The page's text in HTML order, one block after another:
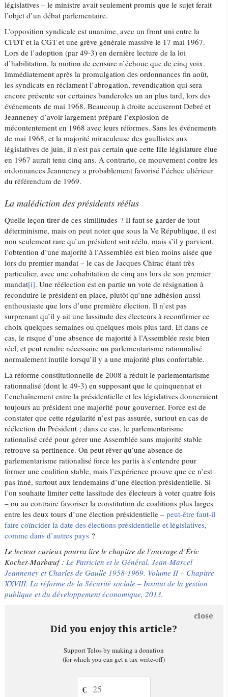
législatives – le ministre avait seulement promis que le sujet ferait
l’objet d’un débat parlementaire.
L’opposition syndicale est unanime, avec un front uni entre la
CFDT et la CGT et une grève générale massive le 17 mai 1967.
Lors de l’adoption (par 49-3) en dernière lecture de la loi
d’habilitation, la motion de censure n’échoue que de cinq voix.
Immédiatement après la promulgation des ordonnances fin août,
les syndicats en réclament l’abrogation, revendication qui sera
encore présente sur certaines banderoles un an plus tard, lors des
événements de mai 1968. Beaucoup à droite accuseront Debré et
Jeanneney d’avoir largement préparé l’explosion de
mécontentement en 1968 avec leurs réformes. Sans les événements
de mai 1968, et la majorité miraculeuse des gaullistes aux
législatives de juin, il n'est pas certain que cette IIIe législature élue
en 1967 aurait tenu cinq ans. A contrario, ce mouvement contre les
ordonnances Jeanneney a probablement favorisé l’échec ultérieur
du référendum de 1969.
La malédiction des présidents réélus
Quelle leçon tirer de ces similitudes ? Il faut se garder de tout
déterminisme, mais on peut noter que sous la Ve République, il est
non seulement rare qu’un président soit réélu, mais s’il y parvient,
l’obtention d’une majorité à l’Assemblée est bien moins aisée que
lors du premier mandat – le cas de Jacques Chirac étant très
particulier, avec une cohabitation de cinq ans lors de son premier
mandat[i]. Une réélection est en partie un vote de résignation à
reconduire le président en place, plutôt qu’une adhésion aussi
enthousiaste que lors d’une première élection. Il n’est pas
surprenant qu’il y ait une lassitude des électeurs à reconfirmer ce
choix quelques semaines ou quelques mois plus tard. Et dans ce
cas, le risque d’une absence de majorité à l’Assemblée reste bien
réel, et peut rendre nécessaire un parlementarisme rationnalisé
normalement inutile lorsqu’il y a une majorité plus confortable.
La réforme constitutionnelle de 2008 a réduit le parlementarisme
rationnalisé (dont le 49-3) en supposant que le quinquennat et
l’enchaînement entre la présidentielle et les législatives donneraient
toujours au président une majorité pour gouverner. Force est de
constater que cette régularité n’est pas assurée, surtout en cas de
réélection du Président ; dans ce cas, le parlementarisme
rationalisé créé pour gérer une Assemblée sans majorité stable
retrouve sa pertinence. On peut rêver qu’une absence de
parlementarisme rationalisé force les partis à s’entendre pour
former une coalition stable, mais l’expérience prouve que ce n’est
pas inné, surtout aux lendemains d’une élection présidentielle. Si
l’on souhaite limiter cette lassitude des électeurs à voter quatre fois
– ou au contraire favoriser la constitution de coalitions plus larges
entre les deux tours d’une élection présidentielle –peut-être faut-il
faire coïncider la date des élections présidentielle et législatives,
comme dans d’autres pays ?
Le lecteur curieux pourra lire le chapitre de l’ouvrage d’Éric
Kocher-Marbœuf :Le Patricien et le Général. Jean-Marcel
Jeanneney et Charles de Gaulle 1958-1969. Volume II – Chapitre
XXVIII. La réforme de la Sécurité sociale – Institut de la gestion
publique et du développement économique, 2013.
Did you enjoy this article?
close
Support Telos by making a donation
(for which you can get a tax write-off)
€